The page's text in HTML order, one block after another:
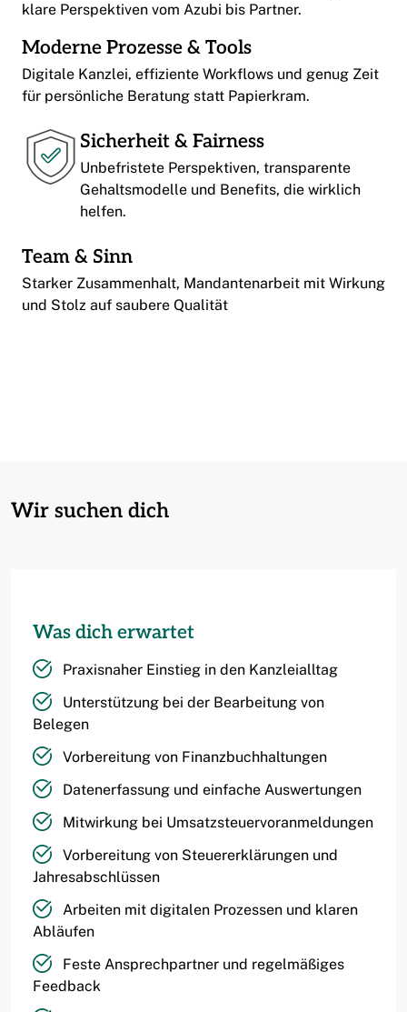
klare Perspektiven vom Azubi bis Partner.
Moderne Prozesse & Tools
Digitale Kanzlei, effiziente Workflows und genug Zeit
für persönliche Beratung statt Papierkram.
Sicherheit & Fairness
Unbefristete Perspektiven, transparente
Gehaltsmodelle und Benefits, die wirklich
helfen.
Team & Sinn
Starker Zusammenhalt, Mandantenarbeit mit Wirkung
und Stolz auf saubere Qualität
Wir suchen dich
Was dich erwartet
Praxisnaher Einstieg in den Kanzleialltag
Unterstützung bei der Bearbeitung von
Belegen
Vorbereitung von Finanzbuchhaltungen
Datenerfassung und einfache Auswertungen
Mitwirkung bei Umsatzsteuervoranmeldungen
Vorbereitung von Steuererklärungen und
Jahresabschlüssen
Arbeiten mit digitalen Prozessen und klaren
Abläufen
Feste Ansprechpartner und regelmäßiges
Feedback